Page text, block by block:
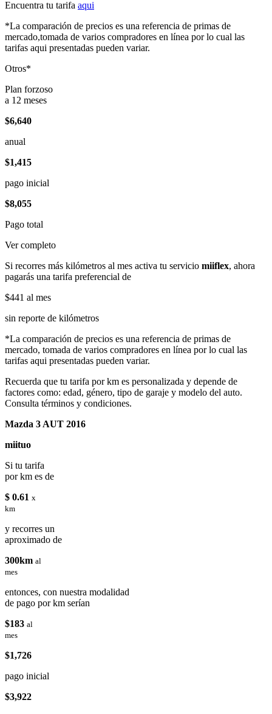
Encuentra tu tarifa aqui
*La comparación de precios es una referencia de primas de
mercado,tomada de varios compradores en línea por lo cual las
tarifas aqui presentadas pueden variar.
Otros*
Plan forzoso
a 12 meses
$6,640
anual
$1,415
pago inicial
$8,055
Pago total
Ver completo
Si recorres más kilómetros al mes activa tu servicio miiflex, ahora
pagarás una tarifa preferencial de
$441 al mes
sin reporte de kilómetros
*La comparación de precios es una referencia de primas de
mercado, tomada de varios compradores en línea por lo cual las
tarifas aqui presentadas pueden variar.
Recuerda que tu tarifa por km es personalizada y depende de
factores como: edad, género, tipo de garaje y modelo del auto.
Consulta términos y condiciones.
Mazda 3 AUT 2016
miituo
Si tu tarifa
por km es de
$ 0.61 x
km
y recorres un
aproximado de
300km al
mes
entonces, con nuestra modalidad
de pago por km serían
$183 al
mes
$1,726
pago inicial
$3,922